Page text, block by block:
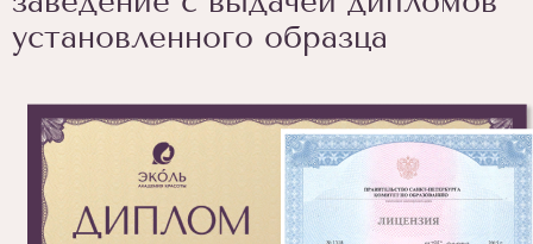
установленного образца